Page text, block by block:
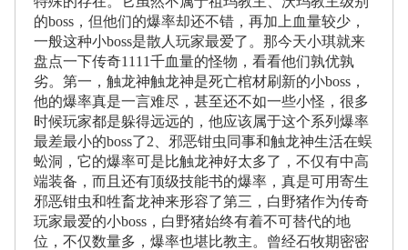
的boss，但他们的爆率却还不错，再加上血量较少，
一般这种小boss是散人玩家最爱了。那今天小琪就来
盘点一下传奇1111千血量的怪物，看看他们孰优孰
劣。第一，触龙神触龙神是死亡棺材刷新的小boss，
他的爆率真是一言难尽，甚至还不如一些小怪，很多
时候玩家都是躲得远远的，他应该属于这个系列爆率
最差最小的boss了2、邪恶钳虫同事和触龙神生活在蜈
蚣洞，它的爆率可是比触龙神好太多了，不仅有中高
端装备，而且还有顶级技能书的爆率，真是可用寄生
邪恶钳虫和牲畜龙神来形容了第三，白野猪作为传奇
玩家最爱的小boss，白野猪始终有着不可替代的地
位，不仅数量多，爆率也堪比教主。曾经石牧期密密